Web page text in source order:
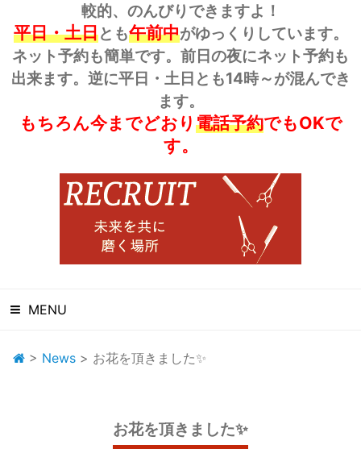
較的、のんびりできますよ！
平日・土日とも午前中がゆっくりしています。
ネット予約も簡単です。前日の夜にネット予約も
出来ます。逆に平日・土日とも14時～が混んでき
ます。
もちろん今までどおり 電話予約でもOKで
す。
MENU
> News > お花を頂きました✨
お花を頂きました✨